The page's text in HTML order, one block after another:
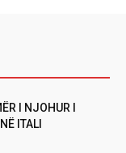
I NJOHUR I
ITALI